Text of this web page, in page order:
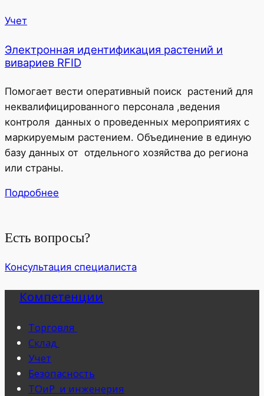
Учет
Электронная идентификация растений и
вивариев RFID
Помогает вести оперативный поиск растений для
неквалифицированного персонала ,ведения
контроля данных о проведенных мероприятиях с
маркируемым растением. Объединение в единую
базу данных от отдельного хозяйства до региона
или страны.
Подробнее
Есть вопросы?
Консультация специалиста
Компетенции
Торговля
Склад
Учет
Безопасность
ТОиР и инженерия